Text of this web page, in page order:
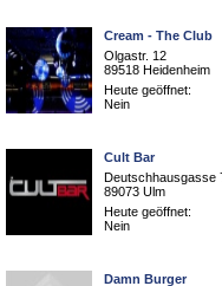
Cream - The Club
Olgastr. 12
89518 Heidenheim
Heute geöffnet:
Nein
Cult Bar
Deutschhausgasse
89073 Ulm
Heute geöffnet:
Nein
Damn Burger